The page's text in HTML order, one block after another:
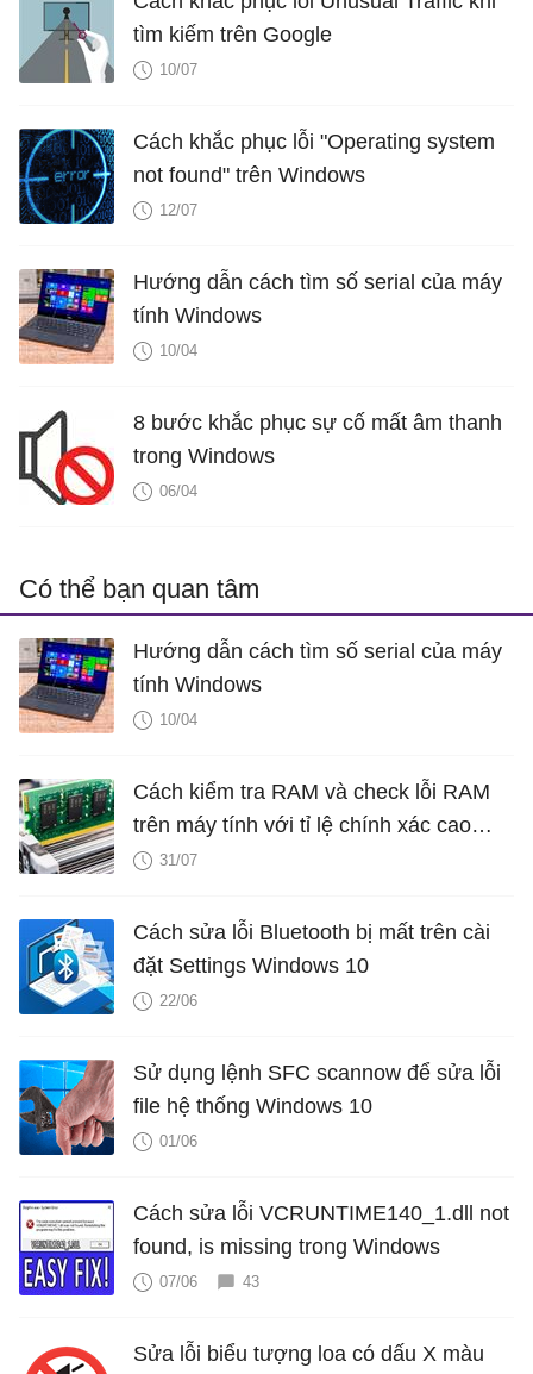
tìm kiếm trên Google
10/07
Cách khắc phục lỗi "Operating system
not found" trên Windows
12/07
Hướng dẫn cách tìm số serial của máy
tính Windows
10/04
8 bước khắc phục sự cố mất âm thanh
trong Windows
06/04
Có thể bạn quan tâm
Hướng dẫn cách tìm số serial của máy
tính Windows
10/04
Cách kiểm tra RAM và check lỗi RAM
trên máy tính với tỉ lệ chính xác cao
nhất31/07
Cách sửa lỗi Bluetooth bị mất trên cài
đặt Settings Windows 10
22/06
Sử dụng lệnh SFC scannow để sửa lỗi
file hệ thống Windows 10
01/06
Cách sửa lỗi VCRUNTIME140_1.dll not
found, is missing trong Windows
07/06 43
Sửa lỗi biểu tượng loa có dấu X màu